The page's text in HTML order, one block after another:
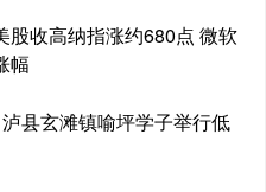
股收高纳指涨约680点 微软
幅
县玄滩镇喻坪学子举行低